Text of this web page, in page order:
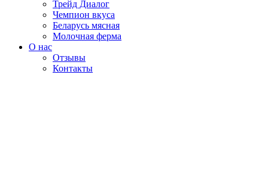
Трейд Диалог
Чемпион вкуса
Беларусь мясная
Молочная ферма
О нас
Отзывы
Контакты